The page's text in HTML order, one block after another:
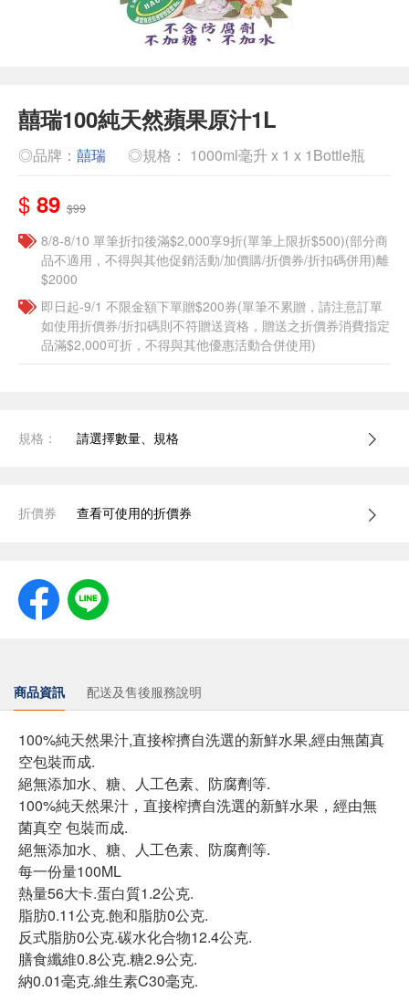
囍瑞100純天然蘋果原汁1L
◎品牌： 囍瑞 ◎規格： 1000ml毫升 x 1 x 1Bottle瓶
$ 89 $99
8/8-8/10 單筆折扣後滿$2,000享9折(單筆上限折$500)(部分商
品不適用，不得與其他促銷活動/加價購/折價券/折扣碼併用)離
$2000
即日起-9/1 不限金額下單贈$200券(單筆不累贈，請注意訂單
如使用折價券/折扣碼則不符贈送資格，贈送之折價券消費指定
品滿$2,000可折，不得與其他優惠活動合併使用)
規格： 請選擇數量、規格
折價券 查看可使用的折價券
商品資訊 配送及售後服務說明
100%純天然果汁,直接榨擠自洗選的新鮮水果,經由無菌真
空包裝而成.
絕無添加水、糖、人工色素、防腐劑等.
100%純天然果汁，直接榨擠自洗選的新鮮水果，經由無
菌真空 包裝而成.
絕無添加水、糖、人工色素、防腐劑等.
每一份量100ML
熱量56大卡.蛋白質1.2公克.
脂肪0.11公克.飽和脂肪0公克.
反式脂肪0公克.碳水化合物12.4公克.
膳食纖維0.8公克.糖2.9公克.
納0.01毫克.維生素C30毫克.